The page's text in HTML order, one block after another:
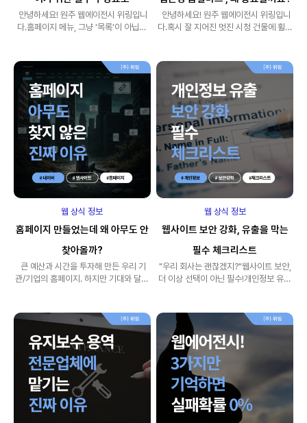
안녕하세요! 원주 웹에이전시 위링입니
다.홈페이지 메뉴, 그냥 '목록'이 아닙니
안녕하세요! 원주 웹에이전시 위링입니
다.혹시 잘 지어진 멋진 시청 건물에 휠체
웹 상식 정보
홈페이지 만들었는데 왜 아무도 안
찾아올까?
큰 예산과 시간을 투자해 만든 우리 기
관/기업의 홈페이지. 하지만 기대와 달리
웹 상식 정보
웹사이트 보안 강화, 유출을 막는
필수 체크리스트
"우리 회사는 괜찮겠지?"웹사이트 보안,
더 이상 선택이 아닌 필수!개인정보 유출